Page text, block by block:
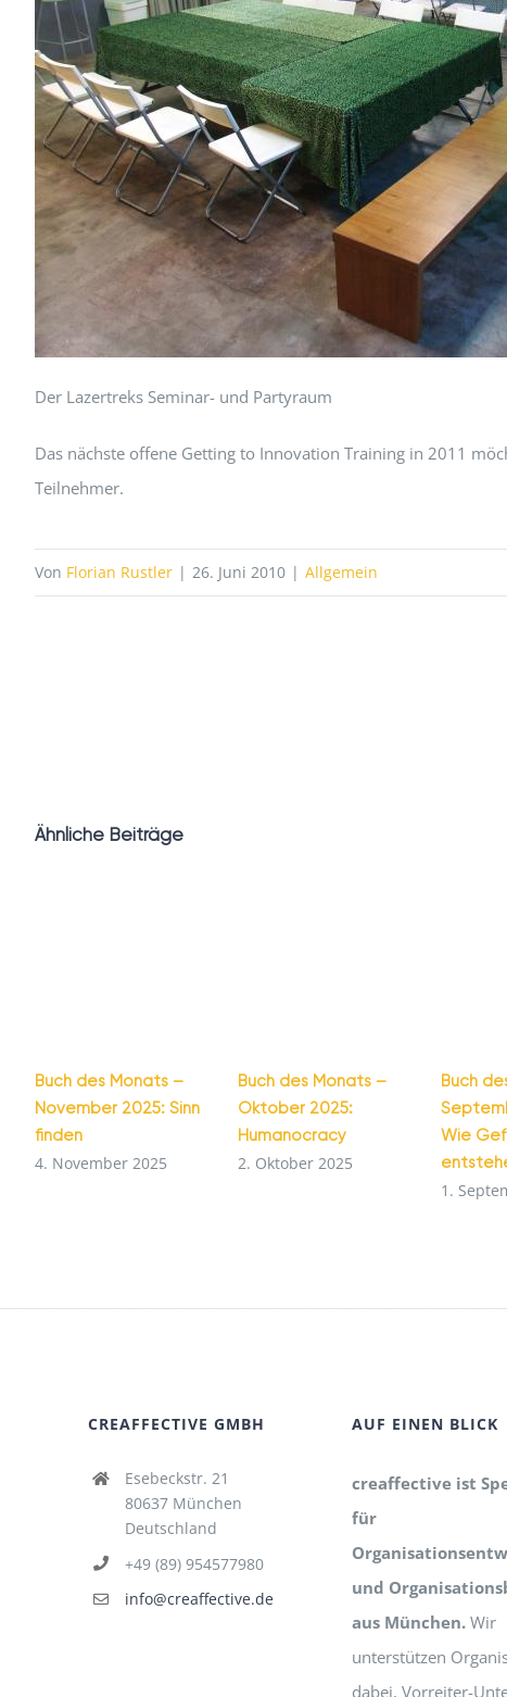
Der Lazertreks Seminar- und Partyraum
Das nächste offene Getting to Innovation Training in 2011
Teilnehmer.
Von Florian Rustler | 26. Juni 2010 | Allgemein
Ähnliche Beiträge
Buch des Monats –
November 2025: Sinn
finden
4. November 2025
Buch des Monats –
Oktober 2025:
Humanocracy
2. Oktober 2025
Buch
Wie
1.
CREAFFECTIVE GMBH
Esebeckstr. 21
80637 München
Deutschland
+49 (89) 954577980
info@creaffective.de
AUF EINEN BLICK
creaffective ist
für
und
aus München.Wir
unterstützen
dabei, Vorreiter-